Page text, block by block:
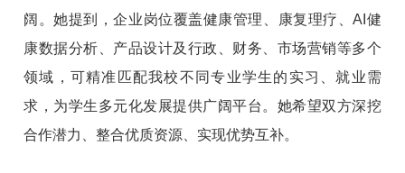
阔。她提到，企业岗位覆盖健康管理、康复理疗、AI健
康数据分析、产品设计及行政、财务、市场营销等多个
领域，可精准匹配我校不同专业学生的实习、就业需
求，为学生多元化发展提供广阔平台。她希望双方深挖
合作潜力、整合优质资源、实现优势互补。